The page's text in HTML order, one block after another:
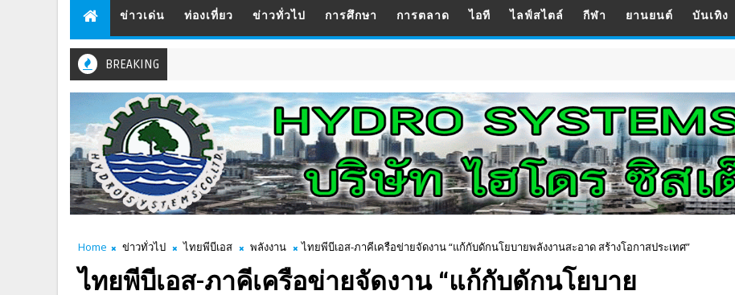
ข่าวเด่น ท่องเที่ยว ข่าวทั่วไป การศึกษา การตลาด ไอที ไลฟ์สไตล์ กีฬา ยานยนต์ บันเทิง
BREAKING
Home ข่าวทั่วไป ไทยพีบีเอส พลังงาน ไทยพีบีเอส-ภาคีเครือข่ายจัดงาน “แก้กับดักนโยบายพลังงานสะอาด สร้างโอกาสประเทศ”
ไทยพีบีเอส-ภาคีเครือข่ายจัดงาน “แก้กับดักนโยบาย